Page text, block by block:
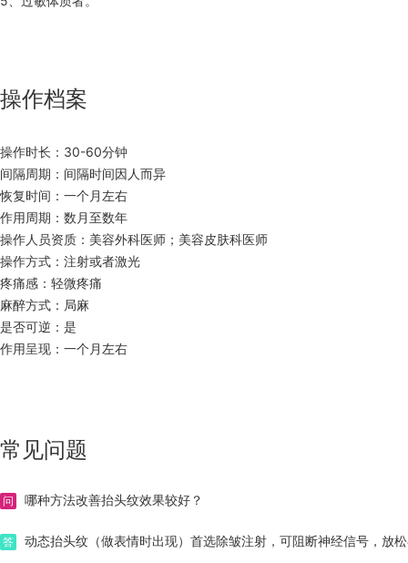
操作档案
操作时长：30-60分钟
间隔周期：间隔时间因人而异
恢复时间：一个月左右
作用周期：数月至数年
操作人员资质：美容外科医师；美容皮肤科医师
操作方式：注射或者激光
疼痛感：轻微疼痛
麻醉方式：局麻
是否可逆：是
作用呈现：一个月左右
常见问题
问 哪种方法改善抬头纹效果较好？
答 动态抬头纹（做表情时出现）首选除皱注射，可阻断神经信号，放